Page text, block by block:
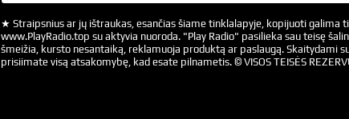
★ Straipsnius ar jų ištraukas, esančias šiame tinklalapyje, kopijuoti galima
www.PlayRadio.top su aktyvia nuoroda. "Play Radio" pasilieka sau teisę
šmeižia, kursto nesantaiką, reklamuoja produktą ar paslaugą. Skaitydami
prisiimate visą atsakomybę, kad esate pilnametis. © VISOS TEISĖS